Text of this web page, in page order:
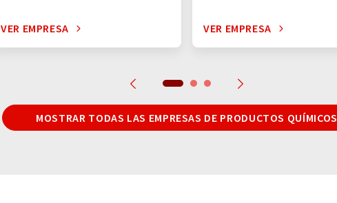
VER EMPRESA VER EMPRESA
MOSTRAR TODAS LAS EMPRESAS DE PRODUCTOS QUÍMICOS